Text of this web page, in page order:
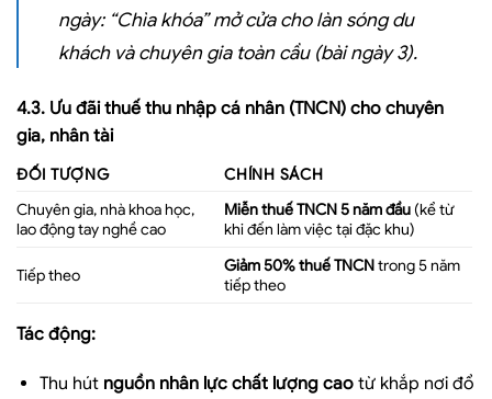
ngày: “Chìa khóa” mở cửa cho làn sóng du
khách và chuyên gia toàn cầu(bài ngày 3).
4.3. Ưu đãi thuế thu nhập cá nhân (TNCN) cho chuyên
gia, nhân tài
ĐỐI TƯỢNG
CHÍNH SÁCH
Chuyên gia, nhà khoa học,
lao động tay nghề cao
Miễn thuế TNCN 5 năm đầu(kể từ
khi đến làm việc tại đặc khu)
Tiếp theo Giảm 50% thuế TNCNtrong 5 năm
tiếp theo
Tác động:
Thu hút nguồn nhân lực chất lượng caotừ khắp nơi đổ